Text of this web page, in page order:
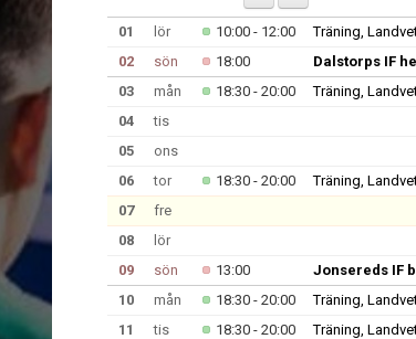
01 lör 10:00 - 12:00
Träning,
02
sön 18:00 Dalstorps IF
03
mån 18:30 - 20:00
Träning,
04
tis
05
ons
06
tor 18:30 - 20:00
Träning,
07
fre
08
lör
09
sön 13:00 Jonsereds IF
10
mån 18:30 - 20:00
Träning,
11
tis 18:30 - 20:00
Träning,